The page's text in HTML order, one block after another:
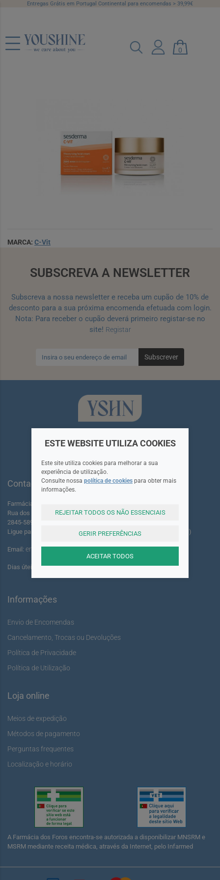
Entregas Grátis em Portugal Continental para encomendas > 39,99€
0
C-Vit Creme Facial Hidrat 50ml
MARCA: C-Vit
SUBSCREVA A NEWSLETTER
Subscreva a nossa newsletter e receba um cupão de 10% de
desconto para a sua próxima encomenda efetuada com login.
Nota: Para receber o cupão deverá primeiro registar-se no
site! Registar
Subscrever
Contactos
Farmácia dos Foros de Amora Lda.
Rua dos Foros Amora 220 A-B
2845-589 Seixal - Portugal
Ligue para: +351 961 055 503 (Chamada para rede móvel nacional)
Email: encomendas@youshine.pt
Dias úteis das: 14:00 às 17:00
Informações
Envio de Encomendas
Cancelamento, Trocas ou Devoluções
Política de Privacidade
Política de Utilização
Loja online
Meios de expedição
Métodos de pagamento
Perguntas frequentes
Localização e horário
A Farmácia dos Foros encontra-se autorizada a disponibilizar MNSRM e
MSRM mediante receita médica, através da Internet, pelo Infarmed
ESTE WEBSITE UTILIZA COOKIES
Este site utiliza cookies para melhorar a sua
experiência de utilização.
Consulte nossa política de cookies para obter mais
informações.
REJEITAR TODOS OS NÃO ESSENCIAIS
GERIR PREFERÊNCIAS
ACEITAR TODOS